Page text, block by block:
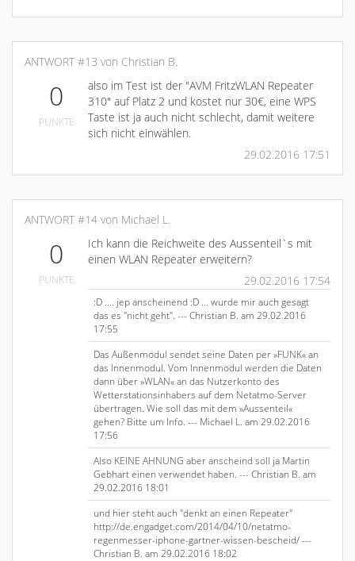
ANTWORT #13 von Christian B.
0
PUNKTE
also im Test ist der "AVM FritzWLAN Repeater
310" auf Platz 2 und kostet nur 30€, eine WPS
Taste ist ja auch nicht schlecht, damit weitere
sich nicht einwählen.
29.02.2016 17:51
ANTWORT #14 von Michael L.
0
PUNKTE
Ich kann die Reichweite des Aussenteil`s mit
einen WLAN Repeater erweitern?
29.02.2016 17:54
:D .... jep anscheinend :D ... wurde mir auch gesagt
das es "nicht geht". --- Christian B. am 29.02.2016
17:55
Das Außenmodul sendet seine Daten per »FUNK« an
das Innenmodul. Vom Innenmodul werden die Daten
dann über »WLAN« an das Nutzerkonto des
Wetterstationsinhabers auf dem Netatmo-Server
übertragen. Wie soll das mit dem »Aussenteil«
gehen? Bitte um Info. --- Michael L. am 29.02.2016
17:56
Also KEINE AHNUNG aber anscheind soll ja Martin
Gebhart einen verwendet haben. --- Christian B. am
29.02.2016 18:01
und hier steht auch "denkt an einen Repeater"
http://de.engadget.com/2014/04/10/netatmo-
regenmesser-iphone-gartner-wissen-bescheid/ ---
Christian B. am 29.02.2016 18:02